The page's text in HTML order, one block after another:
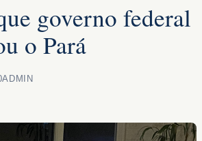
governo federal
o Pará
ADMIN